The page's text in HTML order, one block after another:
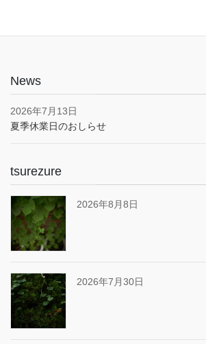
News
2026年7月13日
夏季休業日のおしらせ
tsurezure
2026年8月8日
2026年7月30日